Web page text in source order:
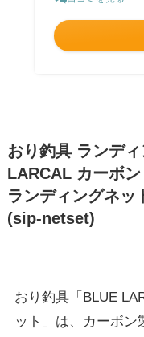
おり釣具 ランデ
LARCAL カーボ
ランディングネッ
(sip-netset)
おり釣具「BLUE
ット」は、カーボ